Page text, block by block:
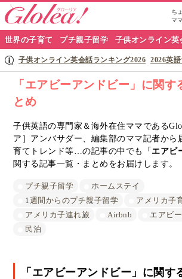
ち
マ
グ
ロ
ア
ナ
ビ
世界の子育て プチ親子留学 子供オンライン英
子供オンライン英会話ランキング2026 2026英
「エアビーアンドビー」に関す
とめ
子供英語の専門家＆海外在住ママである
ア］アンバサダー、編集部のママ記者から
育てトレンド等…の記事の中でも「 エアビ
関する記事一覧・まとめをお届けします。
プチ親子留学
ホームステイ
1週間からのプチ親子留学
アメリカ子
アメリカ子連れ旅
Airbnb
エアビ
民泊
「エアビーアンドビー」に関す